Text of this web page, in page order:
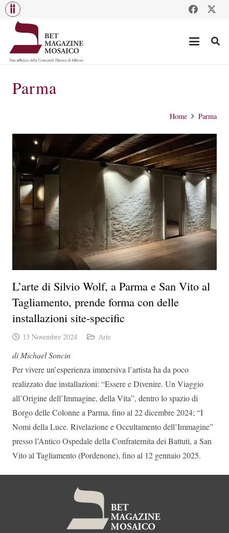
Parma
Home Parma
L’arte di Silvio Wolf, a Parma e San Vito al
Tagliamento, prende forma con delle
installazioni site-specific
13 Novembre 2024 Arte
di Michael Soncin
Per vivere un’esperienza immersiva l’artista ha da poco
realizzato due installazioni: “Essere e Divenire. Un Viaggio
all’Origine dell’Immagine, della Vita”, dentro lo spazio di
Borgo delle Colonne a Parma, fino al 22 dicembre 2024; “I
Nomi della Luce. Rivelazione e Occultamento dell’Immagine”
presso l’Antico Ospedale della Confraternita dei Battuti, a San
Vito al Tagliamento (Pordenone), fino al 12 gennaio 2025.